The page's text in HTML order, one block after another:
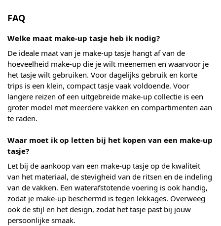
FAQ
Welke maat make-up tasje heb ik nodig?
De ideale maat van je make-up tasje hangt af van de
hoeveelheid make-up die je wilt meenemen en waarvoor je
het tasje wilt gebruiken. Voor dagelijks gebruik en korte
trips is een klein, compact tasje vaak voldoende. Voor
langere reizen of een uitgebreide make-up collectie is een
groter model met meerdere vakken en compartimenten aan
te raden.
Waar moet ik op letten bij het kopen van een make-up
tasje?
Let bij de aankoop van een make-up tasje op de kwaliteit
van het materiaal, de stevigheid van de ritsen en de indeling
van de vakken. Een waterafstotende voering is ook handig,
zodat je make-up beschermd is tegen lekkages. Overweeg
ook de stijl en het design, zodat het tasje past bij jouw
persoonlijke smaak.